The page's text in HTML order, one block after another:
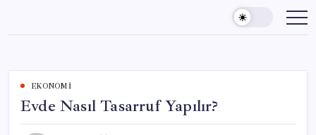
content
EKONOMI
Evde Nasıl Tasarruf Yapılır?